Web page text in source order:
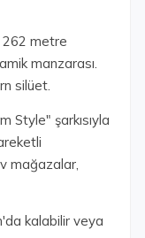
metre
manzarası.
silüet.
Style" şarkısıyla
mağazalar,
kalabilir veya